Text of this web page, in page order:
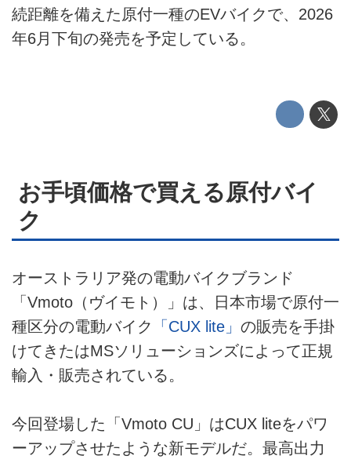
プライバシーポリシー
続距離を備えた原付一種のEVバイクで、2026
年6月下旬の発売を予定している。
お手頃価格で買える原付バイ
ク
オーストラリア発の電動バイクブランド
「Vmoto（ヴイモト）」は、日本市場で原付一
種区分の電動バイク
「CUX lite」 の販売を手掛
けてきたはMSソリューションズによって正規
輸入・販売されている。
今回登場した「Vmoto CU」はCUX liteをパワ
ーアップさせたような新モデルだ。最高出力